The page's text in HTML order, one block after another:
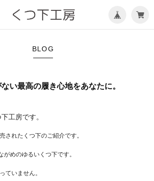
BLOG
い最高の履き心地をあなたに。
工房です。
されたくつ下のご紹介です。
めのゆるいくつ下です。
ていません。